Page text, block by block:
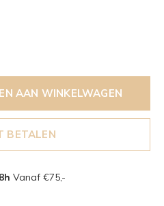
AAN WINKELWAGEN
BETALEN
Vanaf €75,-